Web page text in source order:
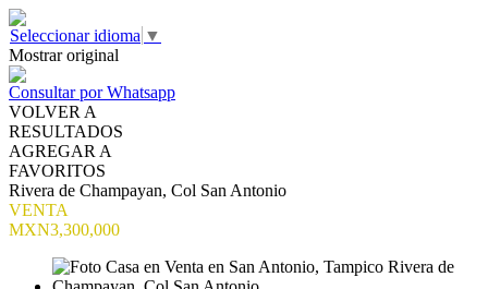
Seleccionar idioma ▼
Mostrar original
Consultar por Whatsapp
VOLVER A
RESULTADOS
AGREGAR A
FAVORITOS
Rivera de Champayan, Col San Antonio
VENTA
MXN3,300,000